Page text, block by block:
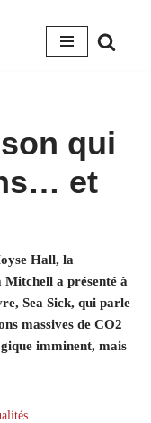
qui
et
Hall, la
Mitchell a présenté à
Sea Sick, qui parle
massives de CO2
imminent, mais